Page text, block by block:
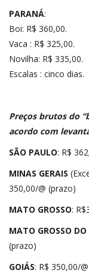
PARANÁ:
Boi: R$ 360,00.
Vaca : R$ 325,00.
Novilha: R$ 335,00.
Escalas : cinco dias.
Preços brutos do
acordo com
SÃO PAULO: R$
MINAS GERAIS
350,00/@ (prazo)
MATO GROSSO:
MATO GROSSO DO
(prazo)
GOIÁS: R$ 350,00/